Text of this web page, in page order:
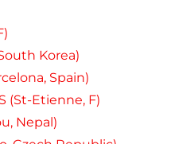
Korea)
Spain)
(St-Etienne, F)
Nepal)